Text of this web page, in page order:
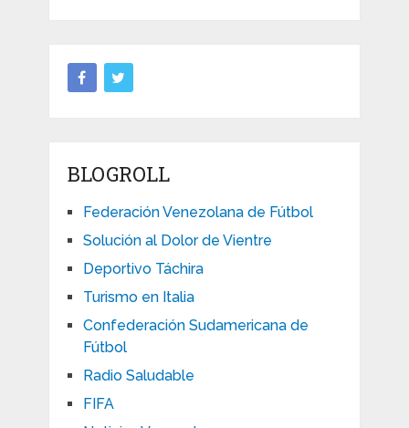
BLOGROLL
Federación Venezolana de Fútbol
Solución al Dolor de Vientre
Deportivo Táchira
Turismo en Italia
Confederación Sudamericana de
Fútbol
Radio Saludable
FIFA